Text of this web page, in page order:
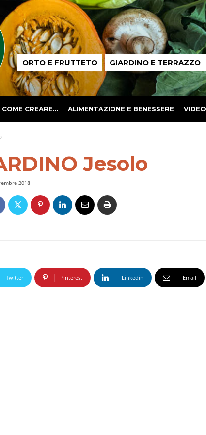
Passione
in ORTO E FRUTTETO GIARDINO E TERRAZZO
COME CREARE… ALIMENTAZIONE E BENESSERE VIDEO
Jesolo
2018
Twitter Pinterest Linkedin Email